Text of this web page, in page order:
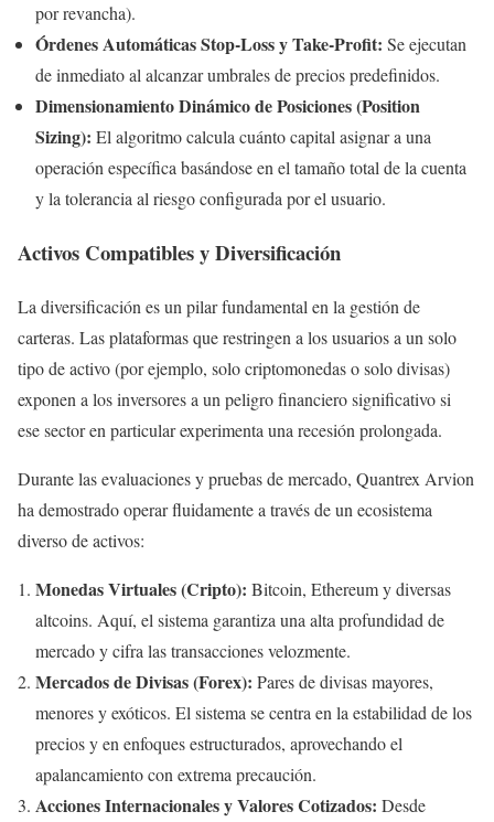
por revancha).
Órdenes Automáticas Stop-Loss y Take-Profit: Se ejecutan
de inmediato al alcanzar umbrales de precios predefinidos.
Dimensionamiento Dinámico de Posiciones (Position
Sizing): El algoritmo calcula cuánto capital asignar a una
operación específica basándose en el tamaño total de la cuenta
y la tolerancia al riesgo configurada por el usuario.
Activos Compatibles y Diversificación
La diversificación es un pilar fundamental en la gestión de
carteras. Las plataformas que restringen a los usuarios a un solo
tipo de activo (por ejemplo, solo criptomonedas o solo divisas)
exponen a los inversores a un peligro financiero significativo si
ese sector en particular experimenta una recesión prolongada.
Durante las evaluaciones y pruebas de mercado, Quantrex Arvion
ha demostrado operar fluidamente a través de un ecosistema
diverso de activos:
Monedas Virtuales (Cripto): Bitcoin, Ethereum y diversas
altcoins. Aquí, el sistema garantiza una alta profundidad de
mercado y cifra las transacciones velozmente.
Mercados de Divisas (Forex): Pares de divisas mayores,
menores y exóticos. El sistema se centra en la estabilidad de los
precios y en enfoques estructurados, aprovechando el
apalancamiento con extrema precaución.
Acciones Internacionales y Valores Cotizados: Desde